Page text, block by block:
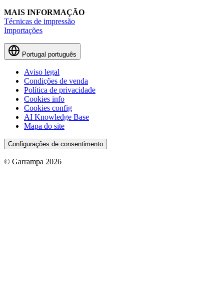
MAIS INFORMAÇÃO
Técnicas de impressão
Importações
Portugal português
Aviso legal
Condições de venda
Política de privacidade
Cookies info
Cookies config
AI Knowledge Base
Mapa do site
Configurações de consentimento
© Garrampa 2026